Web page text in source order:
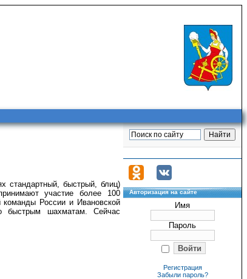
стандартный, быстрый, блиц)
участие более 100
команды России и Ивановской
быстрым шахматам. Сейчас
Авторизация на сайте
Имя
Пароль
Регистрация
Забыли пароль?